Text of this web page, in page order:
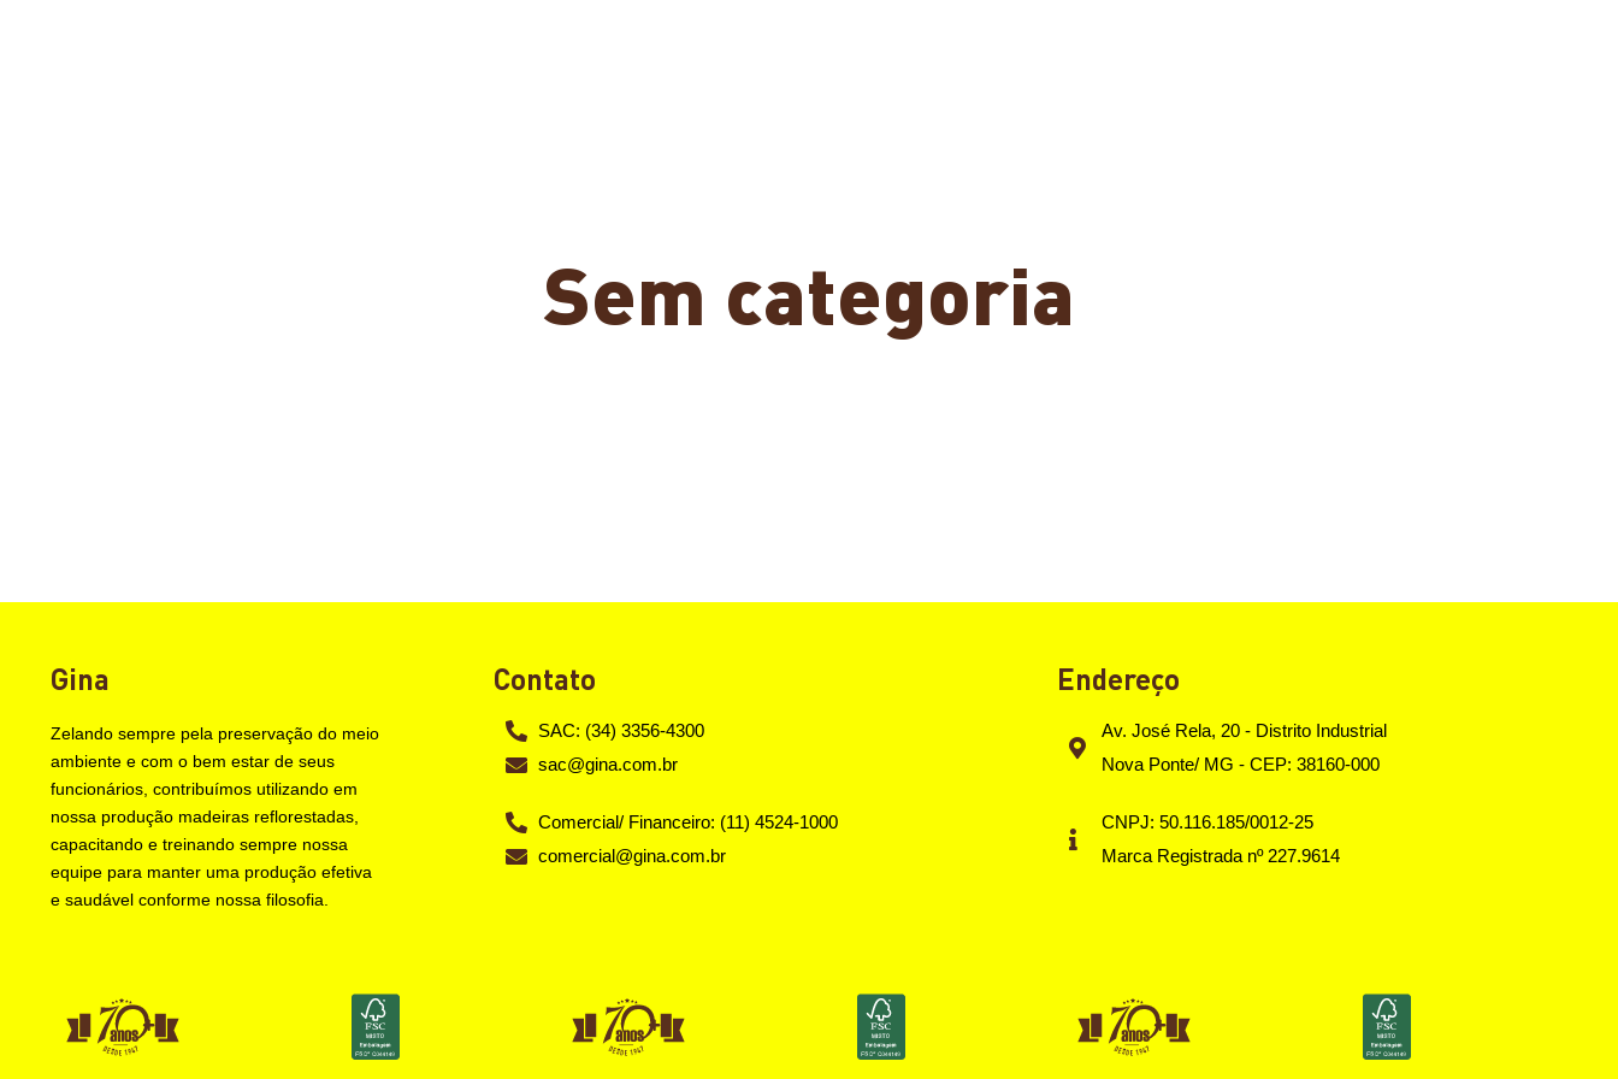
Sem categoria
Gina
Zelando sempre pela preservação do meio
ambiente e com o bem estar de seus
funcionários, contribuímos utilizando em
nossa produção madeiras reflorestadas,
capacitando e treinando sempre nossa
equipe para manter uma produção efetiva
e saudável conforme nossa filosofia.
Contato
SAC: (34) 3356-4300
sac@gina.com.br
Comercial/ Financeiro: (11) 4524-1000
comercial@gina.com.br
Endereço
Av. José Rela, 20 - Distrito Industrial
Nova Ponte/ MG - CEP: 38160-000
CNPJ: 50.116.185/0012-25
Marca Registrada nº 227.9614